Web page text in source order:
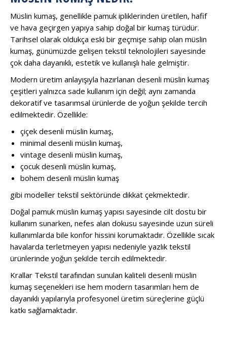
Müslin kumaş, genellikle pamuk ipliklerinden üretilen, hafif
ve hava geçirgen yapıya sahip doğal bir kumaş türüdür.
Tarihsel olarak oldukça eski bir geçmişe sahip olan müslin
kumaş, günümüzde gelişen tekstil teknolojileri sayesinde
çok daha dayanıklı, estetik ve kullanışlı hale gelmiştir.
Modern üretim anlayışıyla hazırlanan desenli müslin kumaş
çeşitleri yalnızca sade kullanım için değil; aynı zamanda
dekoratif ve tasarımsal ürünlerde de yoğun şekilde tercih
edilmektedir. Özellikle:
çiçek desenli müslin kumaş,
minimal desenli müslin kumaş,
vintage desenli müslin kumaş,
çocuk desenli müslin kumaş,
bohem desenli müslin kumaş
gibi modeller tekstil sektöründe dikkat çekmektedir.
Doğal pamuk müslin kumaş yapısı sayesinde cilt dostu bir
kullanım sunarken, nefes alan dokusu sayesinde uzun süreli
kullanımlarda bile konfor hissini korumaktadır. Özellikle sıcak
havalarda terletmeyen yapısı nedeniyle yazlık tekstil
ürünlerinde yoğun şekilde tercih edilmektedir.
Krallar Tekstil tarafından sunulan kaliteli desenli müslin
kumaş seçenekleri ise hem modern tasarımları hem de
dayanıklı yapılarıyla profesyonel üretim süreçlerine güçlü
katkı sağlamaktadır.